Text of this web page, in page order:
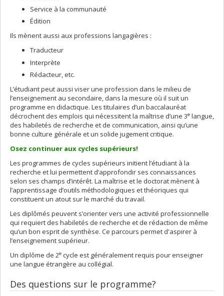
Service à la communauté
Édition
Ils mènent aussi aux professions langagières :
Traducteur
Interprète
Rédacteur, etc.
L’étudiant peut aussi viser une profession dans le milieu de
l’enseignement au secondaire, dans la mesure où il suit un
programme en didactique. Les titulaires d’un baccalauréat
décrochent des emplois qui nécessitent la maîtrise d’une 3e langue,
des habiletés de recherche et de communication, ainsi qu’une
bonne culture générale et un solide jugement critique.
Osez continuer aux cycles supérieurs!
Les programmes de cycles supérieurs initient l’étudiant à la
recherche et lui permettent d’approfondir ses connaissances
selon ses champs d’intérêt. La maîtrise et le doctorat mènent à
l’apprentissage d’outils méthodologiques et théoriques qui
constituent un atout sur le marché du travail.
Les diplômés peuvent s’orienter vers une activité professionnelle
qui requiert des habiletés de recherche et de rédaction de même
qu’un bon esprit de synthèse. Ce parcours permet d'aspirer à
l’enseignement supérieur.
Un diplôme de 2e cycle est généralement requis pour enseigner
une langue étrangère au collégial.
Des questions sur le programme?